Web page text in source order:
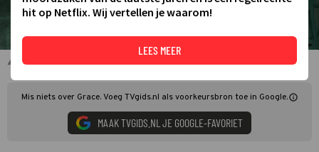
Richie Campbell en John Simm in Grace
Mis niets over Grace. Voeg TVgids.nl als voorkeursbron toe in Google.
MAAK TVGIDS.NL JE GOOGLE-FAVORIET
hit op Netflix. Wij vertellen je waarom!
LEES MEER